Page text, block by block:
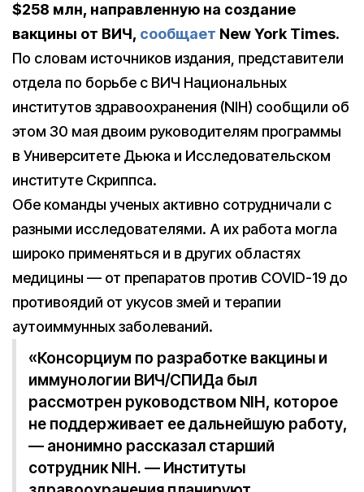
$258 млн, направленную на создание
вакцины от ВИЧ, сообщает New York Times.
По словам источников издания, представители
отдела по борьбе с ВИЧ Национальных
институтов здравоохранения (NIH) сообщили об
этом 30 мая двоим руководителям программы
в Университете Дьюка и Исследовательском
институте Скриппса.
Обе команды ученых активно сотрудничали с
разными исследователями. А их работа могла
широко применяться и в других областях
медицины — от препаратов против COVID-19 до
противоядий от укусов змей и терапии
аутоиммунных заболеваний.
«Консорциум по разработке вакцины и
иммунологии ВИЧ/СПИДа был
рассмотрен руководством NIH, которое
не поддерживает ее дальнейшую работу,
— анонимно рассказал старший
сотрудник NIH. — Институты